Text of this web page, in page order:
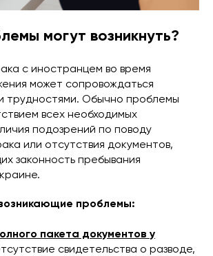
могут возникнуть?
с иностранцем во время
может сопровождаться
трудностями. Обычно проблемы
всех необходимых
подозрений по поводу
или отсутствия документов,
законность пребывания
проблемы:
пакета документов у
свидетельства о разводе,